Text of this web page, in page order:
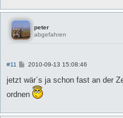
peter
abgefahren
#11
B
i
r
2010-09-13 15:08:46
jetzt wär´s ja schon fast an der
ordnen